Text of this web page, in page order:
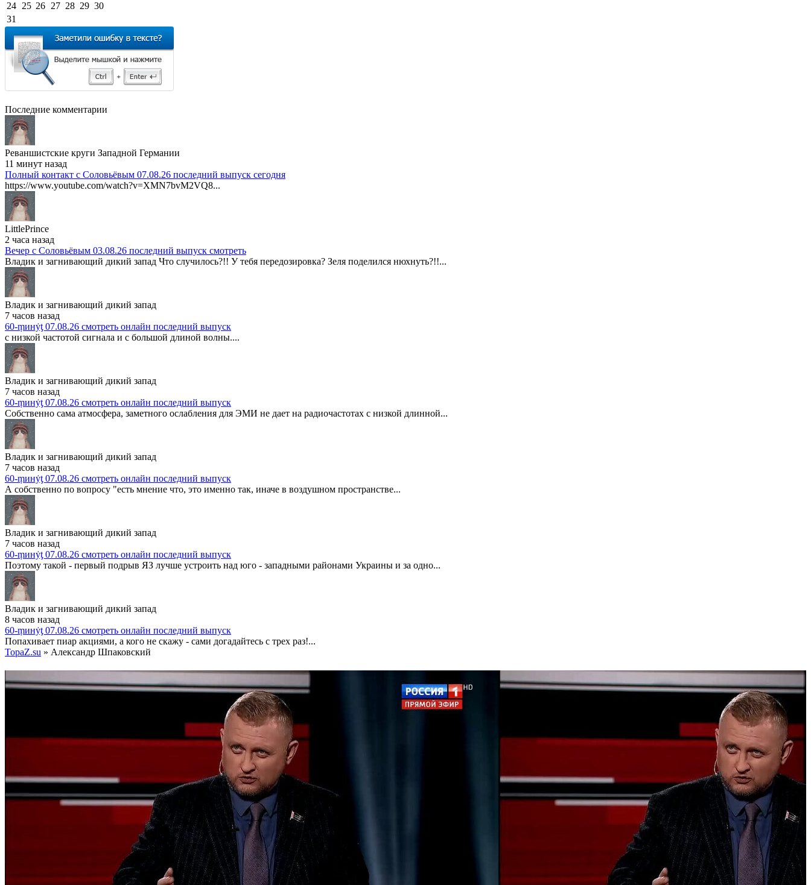
24 25 26 27 28 29 30
31
Последние комментарии
Реваншистские круги Западной Германии
11 минут назад
Полный контакт с Соловьёвым 07.08.26 последний выпуск сегодня
https://www.youtube.com/watch?v=XMN7bvM2VQ8...
LittlePrince
2 часа назад
Вечер с Соловьёвым 03.08.26 последний выпуск смотреть
Владик и загнивающий дикий запад Что случилось?!! У тебя передозировка? Зеля поделился нюхнуть?!!...
Владик и загнивающий дикий запад
7 часов назад
60-ṃинẏƫ 07.08.26 смотреть онлайн последний выпуск
с низкой частотой сигнала и с большой длиной волны....
Владик и загнивающий дикий запад
7 часов назад
60-ṃинẏƫ 07.08.26 смотреть онлайн последний выпуск
Собственно сама атмосфера, заметного ослабления для ЭМИ не дает на радиочастотах с низкой длинной...
Владик и загнивающий дикий запад
7 часов назад
60-ṃинẏƫ 07.08.26 смотреть онлайн последний выпуск
А собственно по вопросу "есть мнение что, это именно так, иначе в воздушном пространстве...
Владик и загнивающий дикий запад
7 часов назад
60-ṃинẏƫ 07.08.26 смотреть онлайн последний выпуск
Поэтому такой - первый подрыв ЯЗ лучше устроить над юго - западными районами Украины и за одно...
Владик и загнивающий дикий запад
8 часов назад
60-ṃинẏƫ 07.08.26 смотреть онлайн последний выпуск
Попахивает пиар акциями, а кого не скажу - сами догадайтесь с трех раз!...
TopaZ.su » Александр Шпаковский